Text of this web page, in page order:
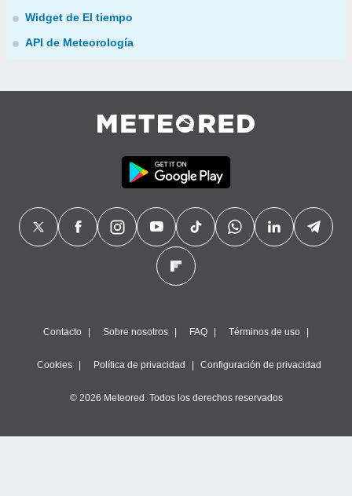
Widget de El tiempo
API de Meteorología
Contacto Sobre nosotros FAQ Términos de uso
Cookies Política de privacidad Configuración de privacidad
© 2026 Meteored. Todos los derechos reservados